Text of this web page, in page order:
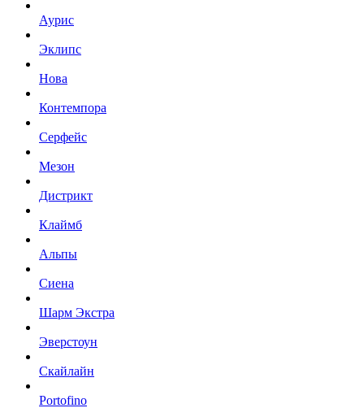
Аурис
Эклипс
Нова
Контемпора
Серфейс
Мезон
Дистрикт
Клаймб
Альпы
Сиена
Шарм Экстра
Эверстоун
Скайлайн
Portofino